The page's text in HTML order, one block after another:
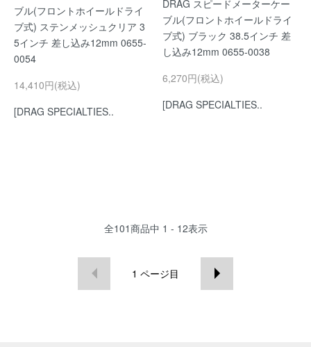
ブル(フロントホイールドライ
ブ式) ステンメッシュクリア 3
5インチ 差し込み12mm 0655-
0054
14,410円(税込)
[DRAG SPECIALTIES..
DRAG スピードメーターケー
ブル(フロントホイールドライ
ブ式) ブラック 38.5インチ 差
し込み12mm 0655-0038
6,270円(税込)
[DRAG SPECIALTIES..
全101商品中 1 - 12表示
1 ページ目